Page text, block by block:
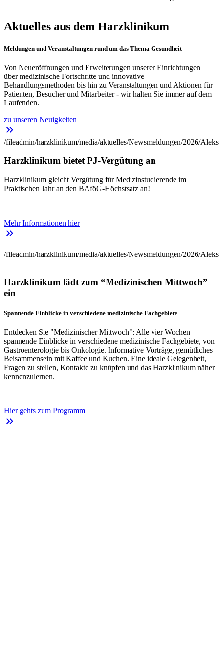
Aktuelles aus dem Harzklinikum
Meldungen und Veranstaltungen rund um das Thema Gesundheit
Von Neueröffnungen und Erweiterungen unserer Einrichtungen
über medizinische Fortschritte und innovative
Behandlungsmethoden bis hin zu Veranstaltungen und Aktionen für
Patienten, Besucher und Mitarbeiter - wir halten Sie immer auf dem
Laufenden.
zu unseren Neuigkeiten
keyboard_double_arrow_right
/fileadmin/harzklinikum/media/aktuelles/Newsmeldungen/2026/
Harzklinikum bietet PJ-Vergütung an
Harzklinikum gleicht Vergütung für Medizinstudierende im
Praktischen Jahr an den BAföG-Höchstsatz an!
Mehr Informationen hier
keyboard_double_arrow_right
/fileadmin/harzklinikum/media/aktuelles/Newsmeldungen/2026/
Harzklinikum lädt zum “Medizinischen Mittwoch”
ein
Spannende Einblicke in verschiedene medizinische Fachgebiete
Entdecken Sie "Medizinischer Mittwoch": Alle vier Wochen
spannende Einblicke in verschiedene medizinische Fachgebiete, von
Gastroenterologie bis Onkologie. Informative Vorträge, gemütliches
Beisammensein mit Kaffee und Kuchen. Eine ideale Gelegenheit,
Fragen zu stellen, Kontakte zu knüpfen und das Harzklinikum näher
kennenzulernen.
Hier gehts zum Programm
keyboard_double_arrow_right